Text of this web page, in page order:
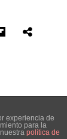
reservados
experiencia de
para la
política de